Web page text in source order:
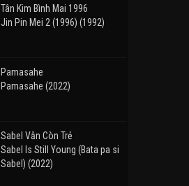
Tân Kim Bình Mai 1996
Jin Pin Mei 2 (1996) (1992)
Pamasahe
Pamasahe (2022)
Sabel Vẫn Còn Trẻ
Sabel Is Still Young (Bata pa si
Sabel) (2022)